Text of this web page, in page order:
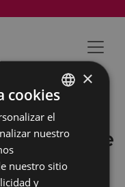
BASQUE
SPANISH
×
cookies
el
nuestro
nuestro sitio
y